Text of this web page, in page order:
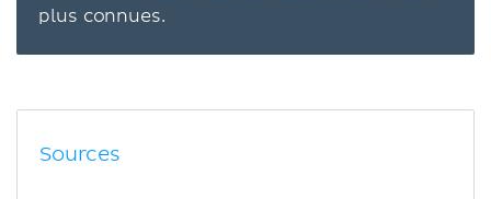
plus connues.
Sources